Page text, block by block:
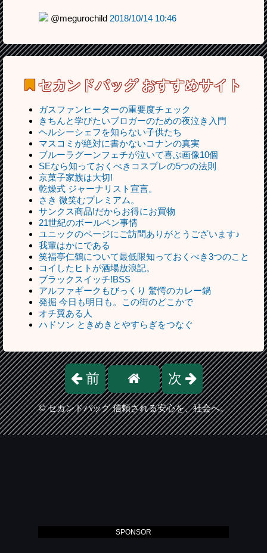
@megurochild 2018/10/14 10:46
セカンドバッグおすすめサイト
ガスファンヒーターの重要度チェック
きちんと学びたいブロガーのための夜泣き入門
ヘルシーシェフを知らない子供たち
マスコミが絶対に書かないコナンの真実
ブルーラグーンフェチが泣いて喜ぶ画像10個
SEなら知っておくべきコスプレの5つの法則
京菓子家族は大切!
乾燥式 ジャーナリスト宣言。
さき 微笑むプレミアム。
サンクス商品!だからお得にお買物
21世紀のボールペン事情
ユニックのページにご訪問ありがとうございます♪
我輩はかにである
笑福亭仁鶴について最低限知っておくべき3つのこと
コイしたヒトが酒場放浪記。
ブラックスイッチ!BSS
アルファギークもびっくり 驚愕のカレー鍋
発掘 今日も明日も。この街のどこかで
オチ翼ある人
ハドソン ときめきとやすらぎをつなぐ
前 次
©セカンドバッグ 信頼される安心を、社会へ。
SPONSOR